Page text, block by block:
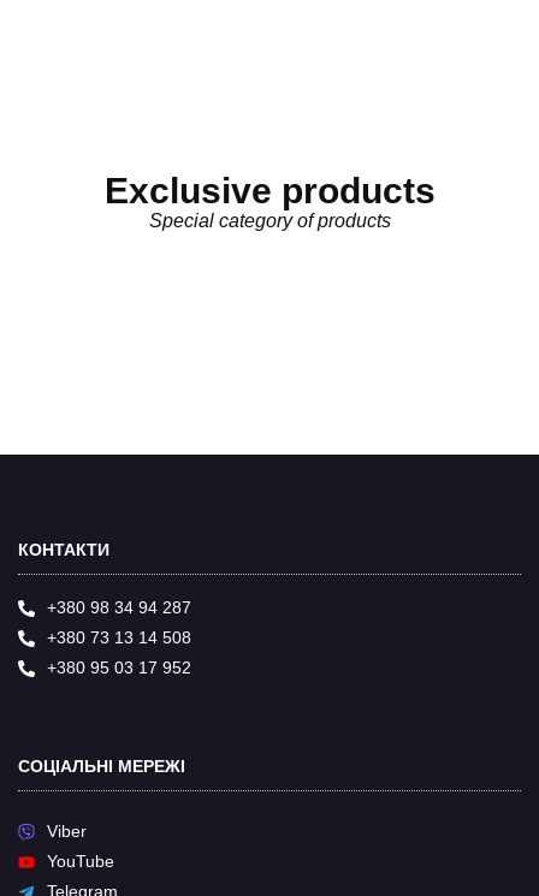
Exclusive products
Special category of products
КОНТАКТИ
+380 98 34 94 287
+380 73 13 14 508
+380 95 03 17 952
СОЦІАЛЬНІ МЕРЕЖІ
Viber
YouTube
Telegram